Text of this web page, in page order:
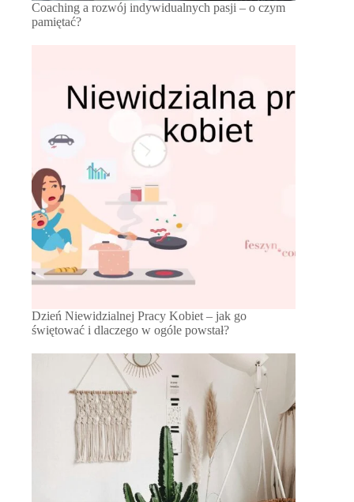
Coaching a rozwój indywidualnych pasji – o czym
pamiętać?
Dzień Niewidzialnej Pracy Kobiet – jak go
świętować i dlaczego w ogóle powstał?